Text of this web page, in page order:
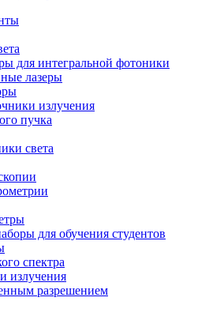
для интегральной фотоники
лазеры
излучения
пучка
света
для обучения студентов
спектра
излучения
разрешением